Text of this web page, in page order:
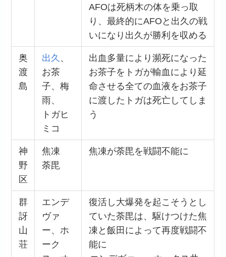
AFOは死柄木の体を乗っ取
り、最終的にAFOと出久の戦
いになり出久が勝利を収める
奥
渡
島
出久 、
お茶
子、梅
雨、
トガヒ
ミコ
出血多量により瀕死になった
お茶子をトガが輸血により延
命させる全ての血液をお茶子
に渡したトガは死亡してしま
う
神
野
区
焦凍
荼毘
焦凍が荼毘を戦闘不能に
群
訝
山
荘
エンデ
ヴァ
ー、ホ
ーク
復活し大爆発を起こそうとし
ていた荼毘は、駆けつけた焦
凍と飯田によって再度戦闘不
能に